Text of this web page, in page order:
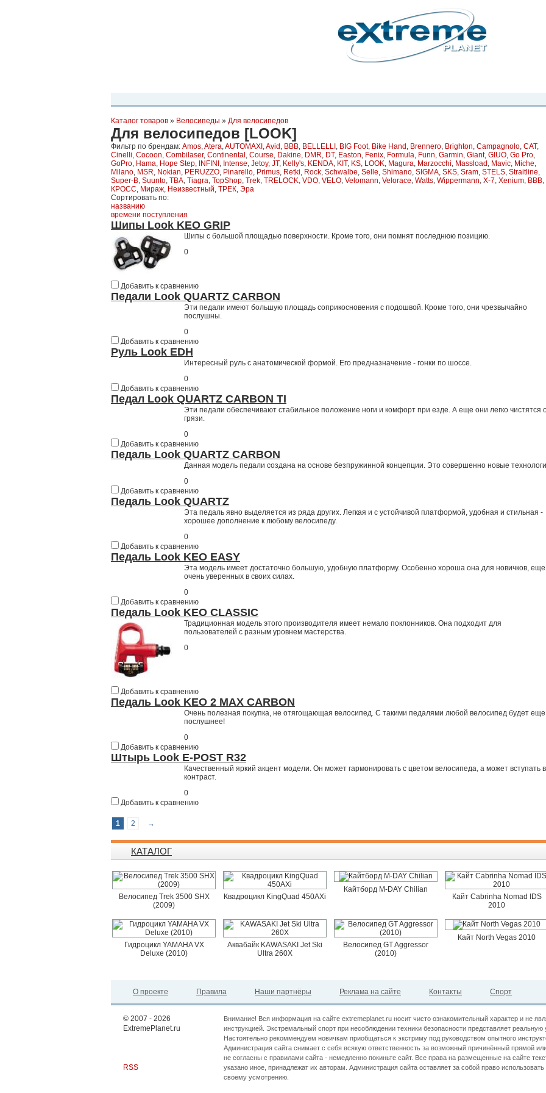
Каталог товаров » Велосипеды » Для велосипедов
Для велосипедов [LOOK]
Фильтр по брендам: Amos,Atera,AUTOMAXI ,Avid , BBB, BELLELLI , BIG Foot, Bike Hand , Brennero, Brighton, Campagnolo, CAT,
Cinelli, Cocoon, Combilaser, Continental , Course, Dakine, DMR, DT, Easton, Fenix, Formula, Funn, Garmin, Giant, GIUO, Go Pro,
GoPro, Hama, Hope Step, INFINI , Intense, Jetoy, JT, Kelly's, KENDA, KIT, KS, LOOK, Magura, Marzocchi, Massload , Mavic, Miche,
Milano, MSR, Nokian, PERUZZO, Pinarello, Primus, Retki, Rock, Schwalbe, Selle, Shimano, SIGMA, SKS, Sram, STELS, Straitline,
Super-B, Suunto, TBA, Tiagra, TopShop, Trek, TRELOCK, VDO, VELO, Velomann, Velorace, Watts, Wippermann, X-7, Xenium, ВВВ,
КРОСС, Мираж, Неизвестный, ТРЕК, Эра
Сортировать по:
названию
времени поступления
Шипы Look KEO GRIP
Шипы с большой площадью поверхности. Кроме того, они помнят последнюю позицию.
0
Добавить к сравнению
Педали Look QUARTZ CARBON
Эти педали имеют большую площадь соприкосновения с подошвой. Кроме того, они чрезвычайно
послушны.
0
Добавить к сравнению
Руль Look EDH
Интересный руль с анатомической формой. Его предназначение - гонки по шоссе.
0
Добавить к сравнению
Педал Look QUARTZ CARBON TI
Эти педали обеспечивают стабильное положение ноги и комфорт при езде. А еще они легко чистятся
грязи.
0
Добавить к сравнению
Педаль Look QUARTZ CARBON
Данная модель педали создана на основе безпружинной концепции. Это совершенно новые
0
Добавить к сравнению
Педаль Look QUARTZ
Эта педаль явно выделяется из ряда других. Легкая и с устойчивой платформой, удобная и стильная -
хорошее дополнение к любому велосипеду.
0
Добавить к сравнению
Педаль Look KEO EASY
Эта модель имеет достаточно большую, удобную платформу. Особенно хороша она для новичков,
очень уверенных в своих силах.
0
Добавить к сравнению
Педаль Look KEO CLASSIC
Традиционная модель этого производителя имеет немало поклонников. Она подходит для
пользователей с разным уровнем мастерства.
0
Добавить к сравнению
Педаль Look KEO 2 MAX CARBON
Очень полезная покупка, не отягощающая велосипед. С такими педалями любой велосипед будет еще
послушнее!
0
Добавить к сравнению
Штырь Look E-POST R32
Качественный яркий акцент модели. Он может гармонировать с цветом велосипеда, а может вступать в
контраст.
0
Добавить к сравнению
1 2 →
КАТАЛОГ
Велосипед Trek 3500 SHX
(2009)
Квадроцикл KingQuad 450AXi
Кайтборд M-DAY Chilian
Кайт Cabrinha Nomad IDS
2010
Гидроцикл YAMAHA VX
Deluxe (2010)
Аквабайк KAWASAKI Jet Ski
Ultra 260X
Велосипед GT Aggressor
(2010)
Кайт North Vegas 2010
О проекте Правила Наши партнёры Реклама на сайте Контакты Спорт
© 2007 - 2026
ExtremePlanet.ru
RSS
Внимание! Вся информация на сайте extremeplanet.ru носит чисто ознакомительный характер и не
инструкцией. Экстремальный спорт при несоблюдении техники безопасности представляет
Настоятельно рекоммендуем новичкам приобщаться к экстриму под руководством опытного
Администрация сайта снимает с себя всякую ответственность за возможный причинённый прямой
не согласны с правилами сайта - немедленно покиньте сайт. Все права на размещенные на сайте
указано иное, принадлежат их авторам. Администрация сайта оставляет за собой право
своему усмотрению.